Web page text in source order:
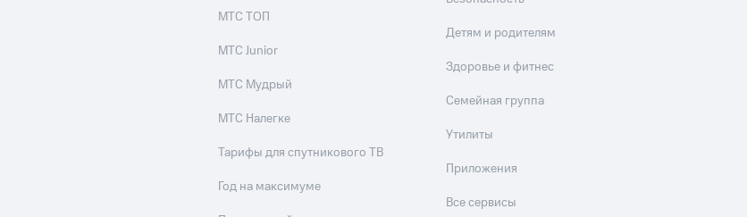
МТС ТОП
МТС Junior
МТС Мудрый
МТС Налегке
Тарифы для спутникового ТВ
Год на максимуме
Детям и родителям
Здоровье и фитнес
Семейная группа
Утилиты
Приложения
Все сервисы